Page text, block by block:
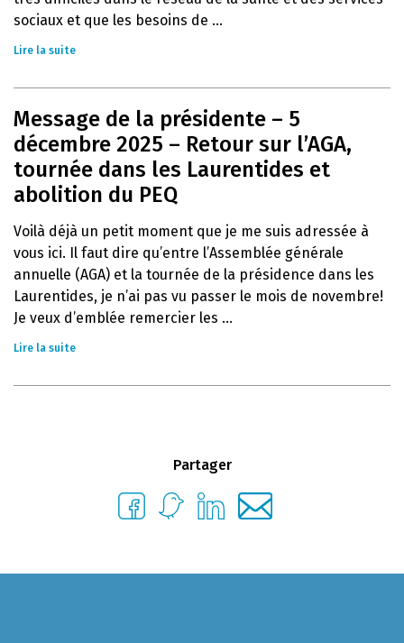
sociaux et que les besoins de ...
Lire la suite
Message de la présidente – 5
décembre 2025 – Retour sur l’AGA,
tournée dans les Laurentides et
abolition du PEQ
Voilà déjà un petit moment que je me suis adressée à
vous ici. Il faut dire qu’entre l’Assemblée générale
annuelle (AGA) et la tournée de la présidence dans les
Laurentides, je n’ai pas vu passer le mois de novembre!
Je veux d’emblée remercier les ...
Lire la suite
Partager